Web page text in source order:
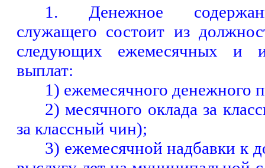
1. Денежное
служащего состоит из
следующих ежемесячных и
выплат:
1) ежемесячного денежного
2) месячного оклада за
за классный чин);
3) ежемесячной надбавки к